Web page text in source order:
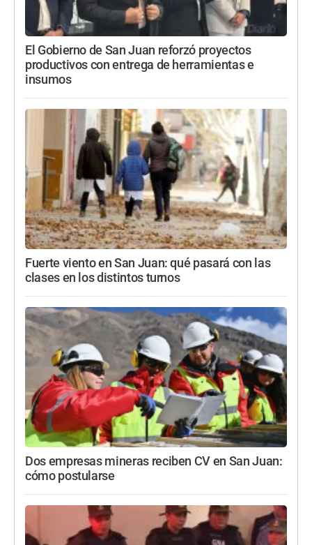
El Gobierno de San Juan reforzó proyectos
productivos con entrega de herramientas e
insumos
Fuerte viento en San Juan: qué pasará con las
clases en los distintos turnos
Dos empresas mineras reciben CV en San Juan:
cómo postularse